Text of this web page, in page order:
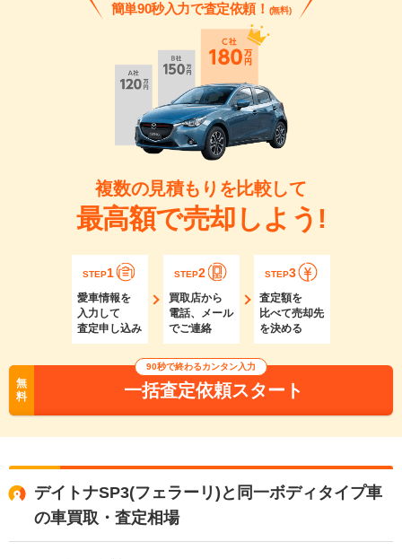
簡単90秒入力で査定依頼！ (無料)
複数の見積もりを比較して
最高額で売却しよう!
STEP1
愛車情報を
入力して
査定申し込み
STEP2
買取店から
電話、メール
でご連絡
STEP3
査定額を
比べて売却先
を決める
無
料
90秒で終わるカンタン入力
一括査定依頼スタート
デイトナSP3(フェラーリ)と同一ボディタイプ車
の車買取・査定相場